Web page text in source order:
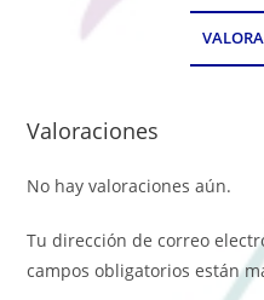
Valoraciones
No hay valoraciones aún.
Tu dirección de correo
campos obligatorios están